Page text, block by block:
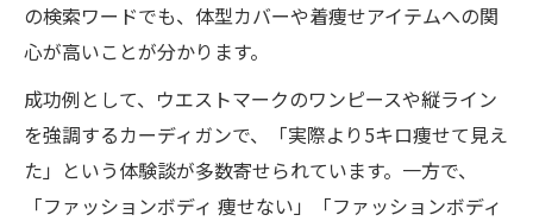
の検索ワードでも、体型カバーや着痩せアイテムへの関
心が高いことが分かります。
成功例として、ウエストマークのワンピースや縦ライン
を強調するカーディガンで、「実際より5キロ痩せて見え
た」という体験談が多数寄せられています。一方で、
「ファッションボディ 痩せない」「ファッションボディ